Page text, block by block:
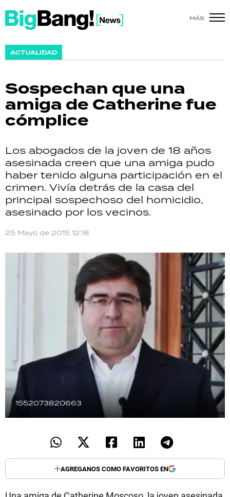
MÁS
ACTUALIDAD
Sospechan que una
amiga de Catherine fue
cómplice
Los abogados de la joven de 18 años
asesinada creen que una amiga pudo
haber tenido alguna participación en el
crimen. Vivía detrás de la casa del
principal sospechoso del homicidio,
asesinado por los vecinos.
25 Mayo de 2015 12:18
1552073820663
AGREGANOS COMO FAVORITOS EN
SHOW
ACTUALIDAD
POLICIALES
ECONOMÍA
GRAN HERMANO
SALUD
DEPORTES
Seguinos